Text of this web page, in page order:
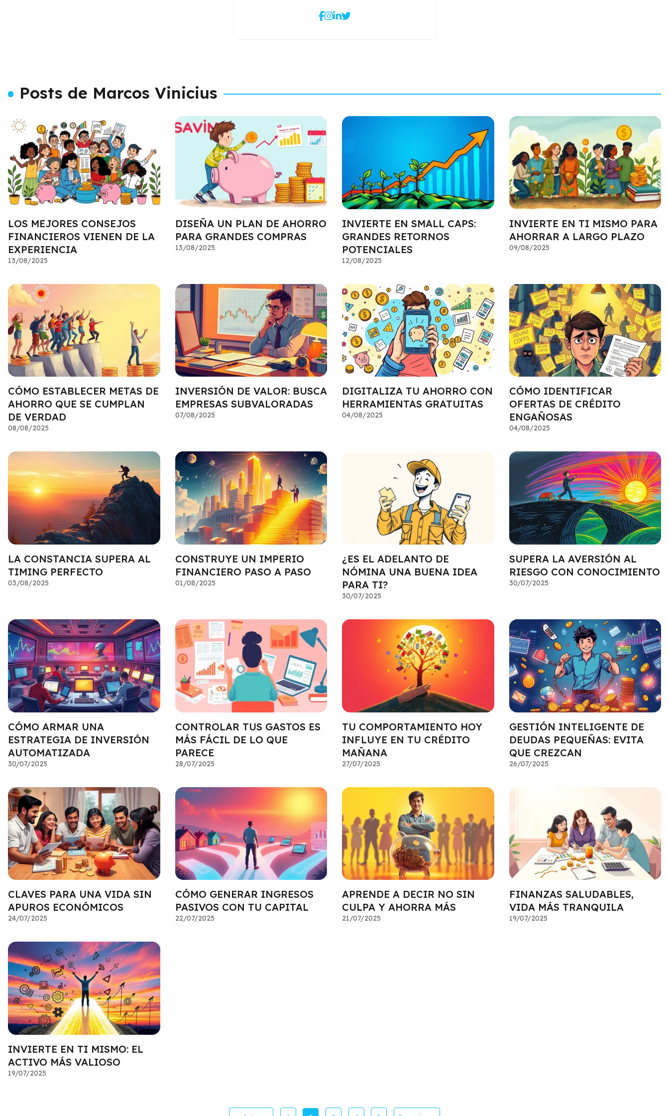
Posts de Marcos Vinicius
LOS MEJORES CONSEJOS
FINANCIEROS VIENEN DE LA
EXPERIENCIA
13/08/2025
DISEÑA UN PLAN DE AHORRO
PARA GRANDES COMPRAS
13/08/2025
INVIERTE EN SMALL CAPS:
GRANDES RETORNOS
POTENCIALES
12/08/2025
INVIERTE EN TI MISMO PARA
AHORRAR A LARGO PLAZO
09/08/2025
CÓMO ESTABLECER METAS DE
AHORRO QUE SE CUMPLAN
DE VERDAD
08/08/2025
INVERSIÓN DE VALOR: BUSCA
EMPRESAS SUBVALORADAS
07/08/2025
DIGITALIZA TU AHORRO CON
HERRAMIENTAS GRATUITAS
04/08/2025
CÓMO IDENTIFICAR
OFERTAS DE CRÉDITO
ENGAÑOSAS
04/08/2025
LA CONSTANCIA SUPERA AL
TIMING PERFECTO
03/08/2025
CONSTRUYE UN IMPERIO
FINANCIERO PASO A PASO
01/08/2025
¿ES EL ADELANTO DE
NÓMINA UNA BUENA IDEA
PARA TI?
30/07/2025
SUPERA LA AVERSIÓN AL
RIESGO CON CONOCIMIENTO
30/07/2025
CÓMO ARMAR UNA
ESTRATEGIA DE INVERSIÓN
AUTOMATIZADA
30/07/2025
CONTROLAR TUS GASTOS ES
MÁS FÁCIL DE LO QUE
PARECE
28/07/2025
TU COMPORTAMIENTO HOY
INFLUYE EN TU CRÉDITO
MAÑANA
27/07/2025
GESTIÓN INTELIGENTE DE
DEUDAS PEQUEÑAS: EVITA
QUE CREZCAN
26/07/2025
CLAVES PARA UNA VIDA SIN
APUROS ECONÓMICOS
24/07/2025
CÓMO GENERAR INGRESOS
PASIVOS CON TU CAPITAL
22/07/2025
APRENDE A DECIR NO SIN
CULPA Y AHORRA MÁS
21/07/2025
FINANZAS SALUDABLES,
VIDA MÁS TRANQUILA
19/07/2025
INVIERTE EN TI MISMO: EL
ACTIVO MÁS VALIOSO
19/07/2025